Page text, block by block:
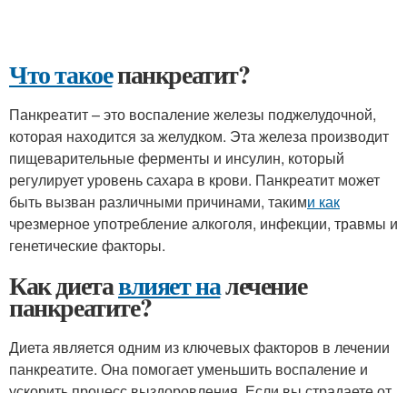
Что такоепанкреатит?
Панкреатит – это воспаление железы поджелудочной,
которая находится за желудком. Эта железа производит
пищеварительные ферменты и инсулин, который
регулирует уровень сахара в крови. Панкреатит может
быть вызван различными причинами, такими как
чрезмерное употребление алкоголя, инфекции, травмы и
генетические факторы.
Как диетавлияет налечение
панкреатите?
Диета является одним из ключевых факторов в лечении
панкреатите. Она помогает уменьшить воспаление и